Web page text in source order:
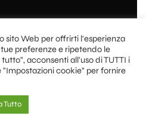
i diritti riservati 2022
policy–Condizioni e
Marketseo
sito Web per offrirti l'esperienza
preferenze e ripetendo le
acconsenti all'uso di TUTTI i
"Impostazioni cookie" per fornire
Tutto